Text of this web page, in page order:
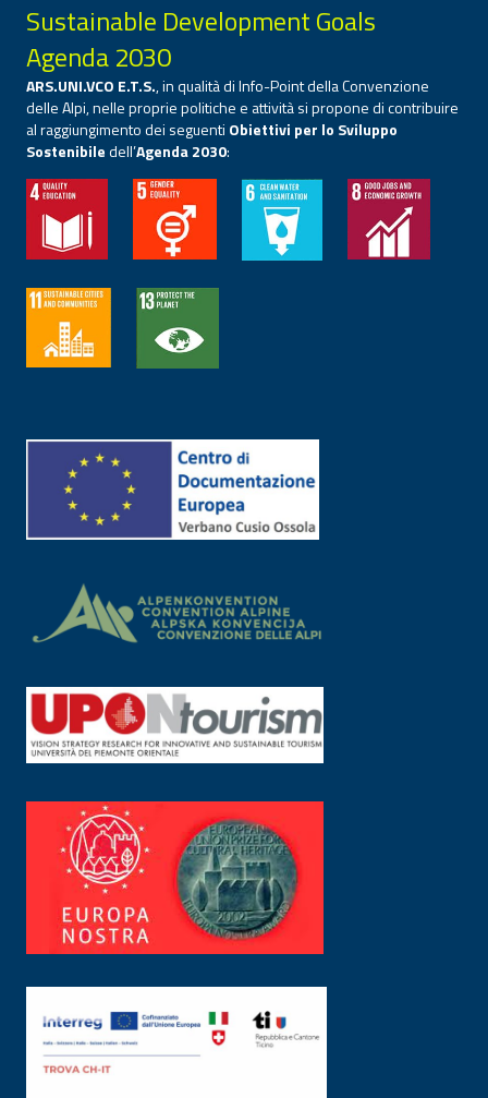
Sustainable Development Goals
Agenda 2030
ARS.UNI.VCO E.T.S., in qualità di Info-Point della Convenzione
delle Alpi, nelle proprie politiche e attività si propone di contribuire
al raggiungimento dei seguenti Obiettivi per lo Sviluppo
Sostenibiledell’Agenda 2030: